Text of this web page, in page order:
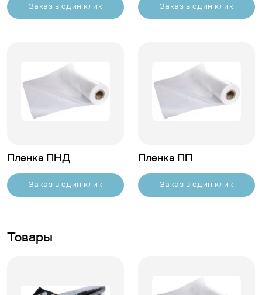
Заказ в один клик Заказ в один клик
Пленка ПНД
Заказ в один клик
Пленка ПП
Заказ в один клик
Товары